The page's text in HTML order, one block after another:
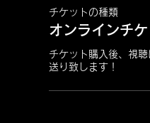
チケットの種類
オンラインチケ
チケット購入後、視
送り致します！